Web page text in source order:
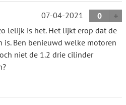
07-04-2021
0
lelijk is het. Het lijkt erop dat de
is. Ben benieuwd welke motoren
niet de 1.2 drie cilinder